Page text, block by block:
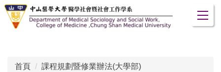
跳
到
首頁 課程規劃暨修業辦法(大學部)